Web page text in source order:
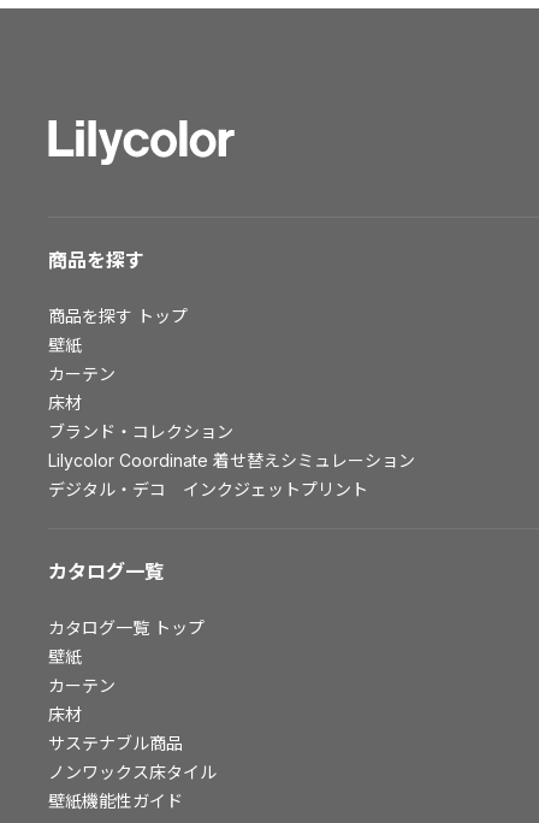
大阪ショールーム
仙台ショールーム
お客様サポート
お客様サポート トップ
資料ダウンロード
画像ダウンロード
動画一覧
お手入れ便利帳
お役立ち資料
お問い合わせ（一般のお客様）
よくあるご質問
非住宅案件に関するお問い合わせ
事業紹介
商品を探す
商品を探す トップ
壁紙
カーテン
床材
ブランド・コレクション
Lilycolor Coordinate 着せ替えシミュレーション
デジタル・デコ インクジェットプリント
カタログ一覧
カタログ一覧 トップ
壁紙
カーテン
床材
サステナブル商品
ノンワックス床タイル
壁紙機能性ガイド